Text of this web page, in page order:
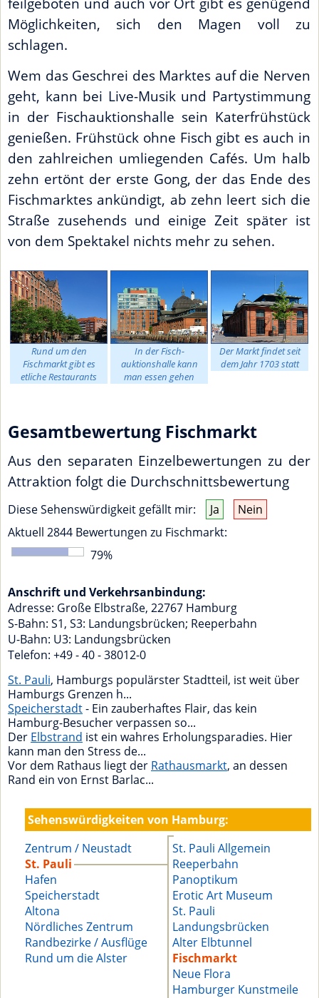
Möglichkeiten, sich den Magen voll zu
schlagen.
Wem das Geschrei des Marktes auf die Nerven
geht, kann bei Live-Musik und Partystimmung
in der Fischauktionshalle sein Katerfrühstück
genießen. Frühstück ohne Fisch gibt es auch in
den zahlreichen umliegenden Cafés. Um halb
zehn ertönt der erste Gong, der das Ende des
Fischmarktes ankündigt, ab zehn leert sich die
Straße zusehends und einige Zeit später ist
von dem Spektakel nichts mehr zu sehen.
Rund um den
Fischmarkt gibt es
etliche Restaurants
In der Fisch-
auktionshalle kann
man essen gehen
Der Markt findet seit
dem Jahr 1703 statt
Gesamtbewertung Fischmarkt
Aus den separaten Einzelbewertungen zu der
Attraktion folgt die Durchschnittsbewertung
Diese Sehenswürdigkeit gefällt mir: Ja
Nein
Aktuell 2844 Bewertungen zu Fischmarkt:
79%
Anschrift und Verkehrsanbindung:
Adresse: Große Elbstraße, 22767 Hamburg
S-Bahn: S1, S3: Landungsbrücken; Reeperbahn
U-Bahn: U3: Landungsbrücken
Telefon: +49 - 40 - 38012-0
St. Pauli, Hamburgs populärster Stadtteil, ist weit über
Hamburgs Grenzen h...
Speicherstadt- Ein zauberhaftes Flair, das kein
Hamburg-Besucher verpassen so...
Der Elbstrand ist ein wahres Erholungsparadies. Hier
kann man den Stress de...
Vor dem Rathaus liegt der Rathausmarkt, an dessen
Rand ein von Ernst Barlac...
Sehenswürdigkeiten von Hamburg:
Zentrum / Neustadt
St. Pauli
Hafen
Speicherstadt
Altona
Nördliches Zentrum
Randbezirke / Ausflüge
Rund um die Alster
St. Pauli Allgemein
Reeperbahn
Panoptikum
Erotic Art Museum
St. Pauli
Landungsbrücken
Alter Elbtunnel
Fischmarkt
Neue Flora
Hamburger Kunstmeile